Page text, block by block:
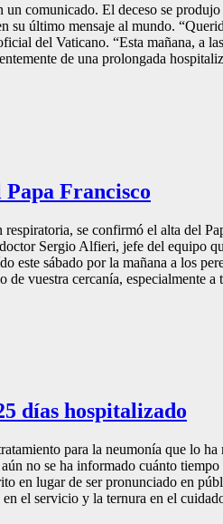
comunicado. El deceso se
su último mensaje al mundo.
del Vaticano. “Esta mañana, a
de una prolongada
Francisco
se confirmó el alta del
Sergio Alfieri, jefe del equipo
este sábado por la mañana a los
vuestra cercanía, especialmente a
días hospitalizado
para la neumonía que lo
no se ha informado cuánto
en lugar de ser pronunciado en
el servicio y la ternura en el